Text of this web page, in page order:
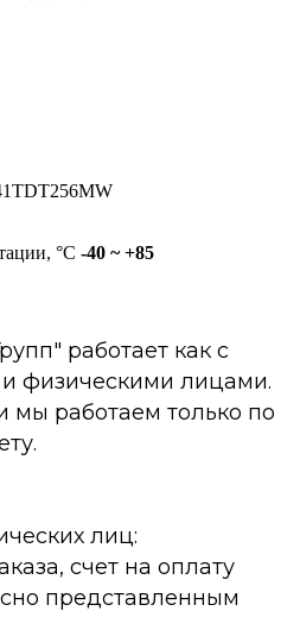
°C -40 ~ +85
работает как с
физическими лицами.
мы работаем только по
лиц:
счет на оплату
представленным